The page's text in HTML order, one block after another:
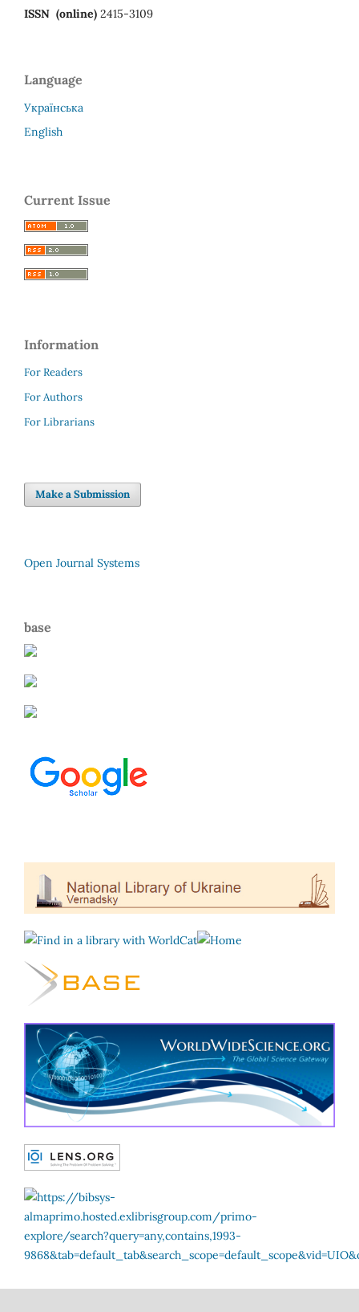
ISSN (online) 2415-3109
Language
Українська
English
Current Issue
Information
For Readers
For Authors
For Librarians
Make a Submission
Open Journal Systems
base